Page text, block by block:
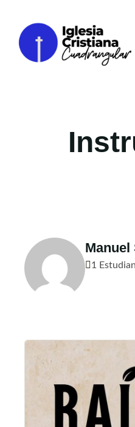
contenido
Manuel
1